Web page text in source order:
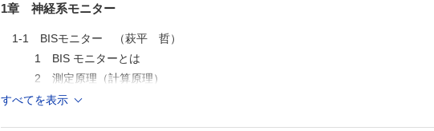
1章 神経系モニター
1-1 BISモニター （萩平 哲）
1 BIS モニターとは
2 測定原理（計算原理）
3 測定に影響する因子
すべてを表示